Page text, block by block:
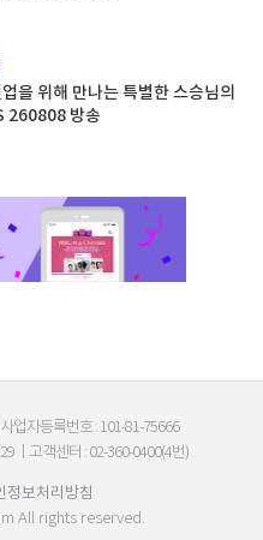
을 위해 만나는 특별한 스승님의
260808 방송
사업자등록번호 : 101-81-75666
고객센터 : 02-360-0400(4번)
정보처리방침
All rights reserved.